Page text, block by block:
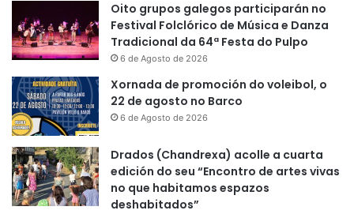
Oito grupos galegos participarán no
Festival Folclórico de Música e Danza
Tradicional da 64ª Festa do Pulpo
6 de Agosto de 2026
Xornada de promoción do voleibol, o
22 de agosto no Barco
6 de Agosto de 2026
Drados (Chandrexa) acolle a cuarta
edición do seu “Encontro de artes vivas
no que habitamos espazos
deshabitados”